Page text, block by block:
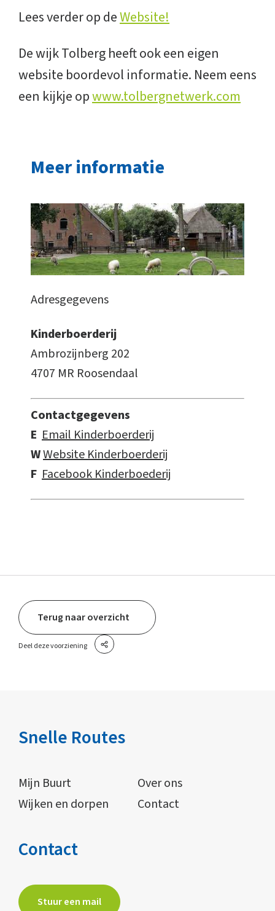
Lees verder op deWebsite!
De wijk Tolberg heeft ook een eigen
website boordevol informatie. Neem eens
een kijkje opwww.tolbergnetwerk.com
Meer informatie
Adresgegevens
Kinderboerderij
Ambrozijnberg 202
4707 MR Roosendaal
Contactgegevens
E Email Kinderboerderij
WWebsite Kinderboerderij
F Facebook Kinderboederij
Terug naar overzicht
Deel deze voorziening
Snelle Routes
Mijn Buurt
Over ons
Wijken en dorpen
Contact
Contact
Stuur een mail